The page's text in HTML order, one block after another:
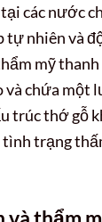
tại các nước
nhiên và
mỹ
và chứa
trúc thớ gỗ
trạng